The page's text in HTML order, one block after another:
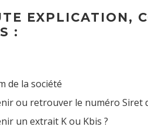
EXPLICATION,
:
de la société
ou retrouver le numéro Siret
un extrait K ou Kbis ?